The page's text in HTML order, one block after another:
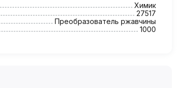
Химик
27517
Преобразователь ржавчины
1000